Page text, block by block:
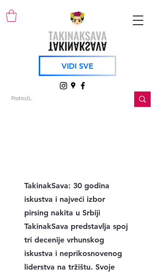
VIDI SVE
TakinakSava: 30 godina
iskustva i najveći izbor
pirsing nakita u Srbiji
TakinakSava predstavlja spoj
tri decenije vrhunskog
iskustva i neprikosnovenog
liderstva na tržištu. Svoje